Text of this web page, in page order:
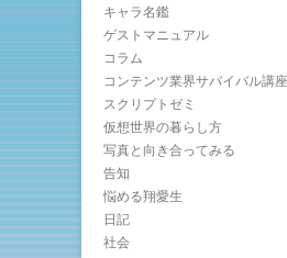
キャラ名鑑
ゲストマニュアル
コラム
コンテンツ業界サバイバル講座
スクリプトゼミ
仮想世界の暮らし方
写真と向き合ってみる
告知
悩める翔愛生
日記
社会